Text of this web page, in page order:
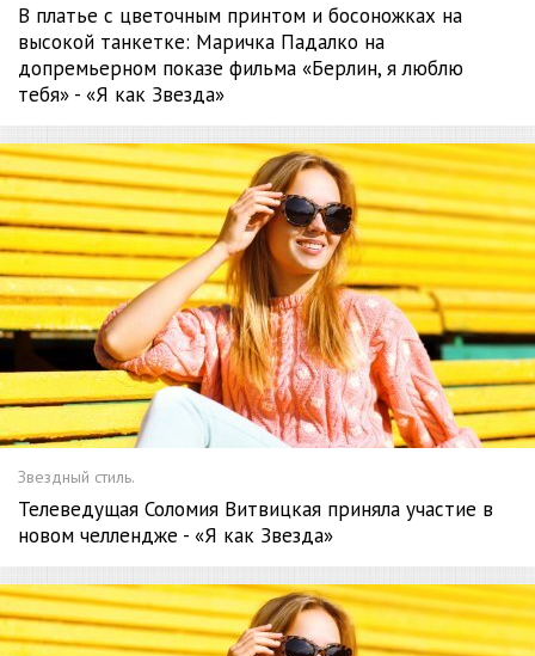
В платье с цветочным принтом и босоножках на
высокой танкетке: Маричка Падалко на
допремьерном показе фильма «Берлин, я люблю
тебя» - «Я как Звезда»
Звездный стиль.
Телеведущая Соломия Витвицкая приняла участие в
новом челлендже - «Я как Звезда»